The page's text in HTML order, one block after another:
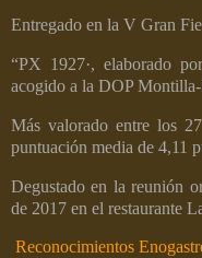
Entregado en la V Gran
“PX 1927·, elaborado
acogido a la DOP
Más valorado entre los
puntuación media de 4,11
Degustado en la reunión
de 2017 en el restaurante
Reconocimientos